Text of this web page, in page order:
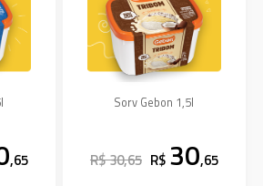
,65
Sorv Gebon 1,5l
R$ 30,65 R$ 30,65